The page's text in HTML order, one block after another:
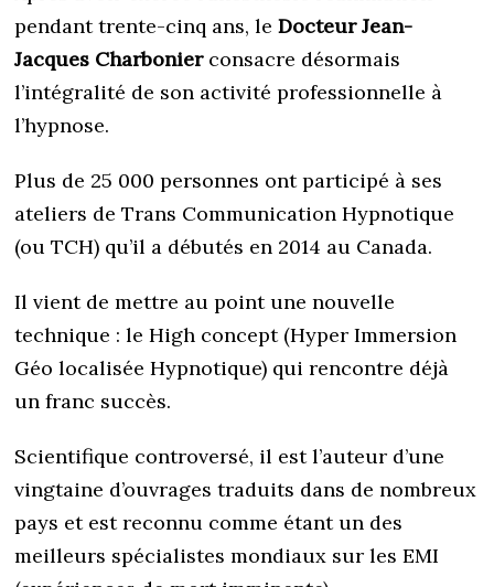
pendant trente-cinq ans, leDocteur Jean-
Jacques Charbonier consacre désormais
l’intégralité de son activité professionnelle à
l’hypnose.
Plus de 25 000 personnes ont participé à ses
ateliers de Trans Communication Hypnotique
(ou TCH) qu’il a débutés en 2014 au Canada.
Il vient de mettre au point une nouvelle
technique : le High concept (Hyper Immersion
Géo localisée Hypnotique) qui rencontre déjà
un franc succès.
Scientifique controversé, il est l’auteur d’une
vingtaine d’ouvrages traduits dans de nombreux
pays et est reconnu comme étant un des
meilleurs spécialistes mondiaux sur les EMI